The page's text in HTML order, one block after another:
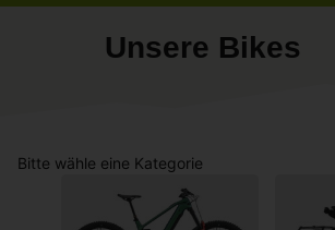
Unsere Bikes
Bitte wähle eine Kategorie